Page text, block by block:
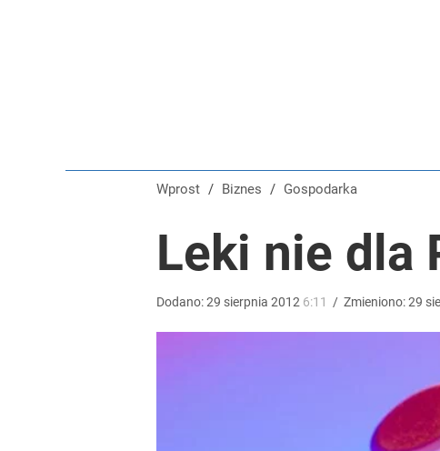
dodaj
Rząd szykuje nowe emerytury. Świadczenia wzrosną
Wprost / Biznes / Gospodarka
Leki nie dla
Dodano:29 sierpnia 2012 6:11 / Zmieniono:29